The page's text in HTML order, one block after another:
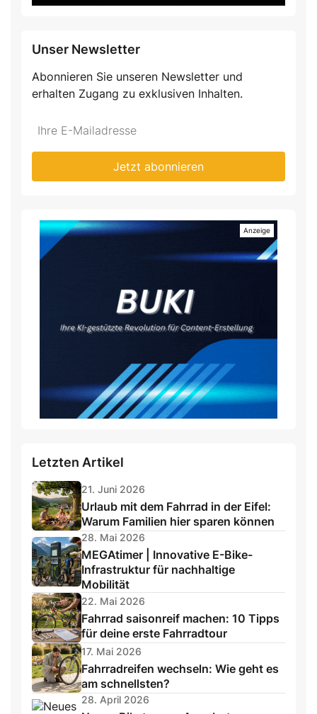
Unser Newsletter
Abonnieren Sie unseren Newsletter und
erhalten Zugang zu exklusiven Inhalten.
Do
fill
*Ihre
Mailadresse:
Jetzt abonnieren
Letzten Artikel
21. Juni 2026
Urlaub mit dem Fahrrad in der Eifel:
Warum Familien hier sparen können
28. Mai 2026
MEGAtimer | Innovative E-Bike-
Infrastruktur für nachhaltige
Mobilität
22. Mai 2026
Fahrrad saisonreif machen: 10 Tipps
für deine erste Fahrradtour
17. Mai 2026
Fahrradreifen wechseln: Wie geht es
am schnellsten?
28. April 2026